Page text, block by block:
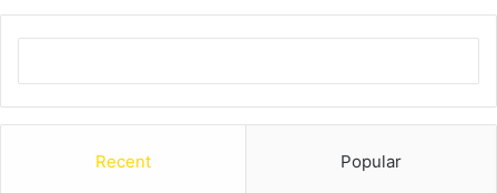
Recent Popular